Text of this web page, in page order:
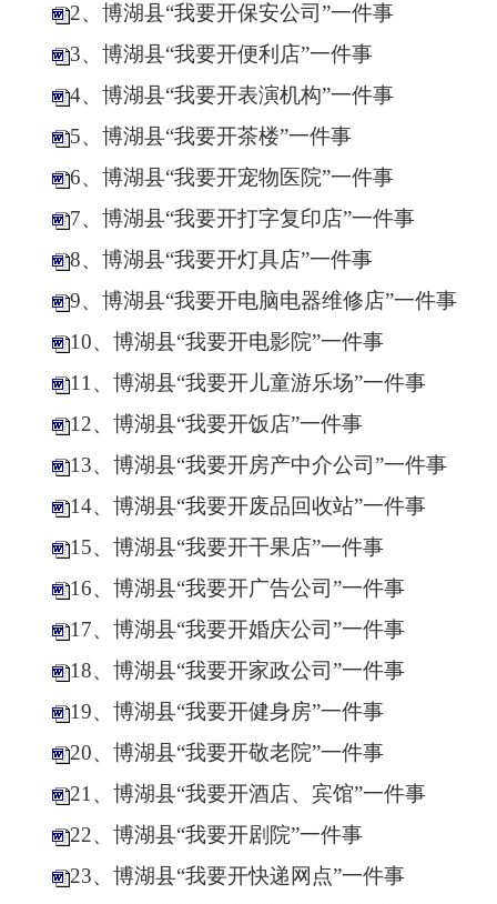
2、博湖县“我要开保安公司”一件事
3、博湖县“我要开便利店”一件事
4、博湖县“我要开表演机构”一件事
5、博湖县“我要开茶楼”一件事
6、博湖县“我要开宠物医院”一件事
7、博湖县“我要开打字复印店”一件事
8、博湖县“我要开灯具店”一件事
9、博湖县“我要开电脑电器维修店”一件事
10、博湖县“我要开电影院”一件事
11、博湖县“我要开儿童游乐场”一件事
12、博湖县“我要开饭店”一件事
13、博湖县“我要开房产中介公司”一件事
14、博湖县“我要开废品回收站”一件事
15、博湖县“我要开干果店”一件事
16、博湖县“我要开广告公司”一件事
17、博湖县“我要开婚庆公司”一件事
18、博湖县“我要开家政公司”一件事
19、博湖县“我要开健身房”一件事
20、博湖县“我要开敬老院”一件事
21、博湖县“我要开酒店、宾馆”一件事
22、博湖县“我要开剧院”一件事
23、博湖县“我要开快递网点”一件事